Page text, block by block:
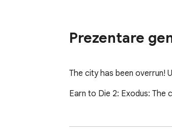
Prezentare
The city has been overrun!
Earn to Die 2: Exodus: The